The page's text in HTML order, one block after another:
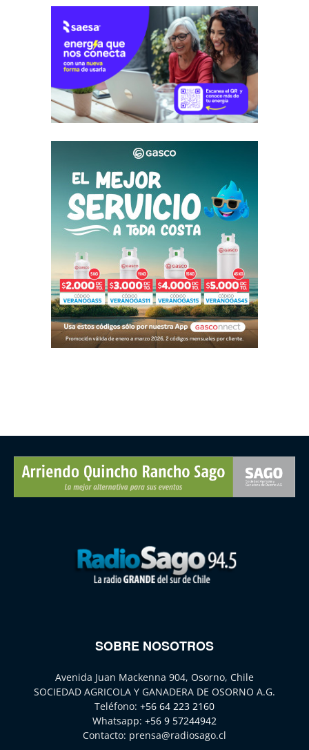
SOBRE NOSOTROS
Avenida Juan Mackenna 904, Osorno, Chile
SOCIEDAD AGRICOLA Y GANADERA DE OSORNO A.G.
Teléfono: +56 64 223 2160
Whatsapp: +56 9 57244942
Contacto: prensa@radiosago.cl